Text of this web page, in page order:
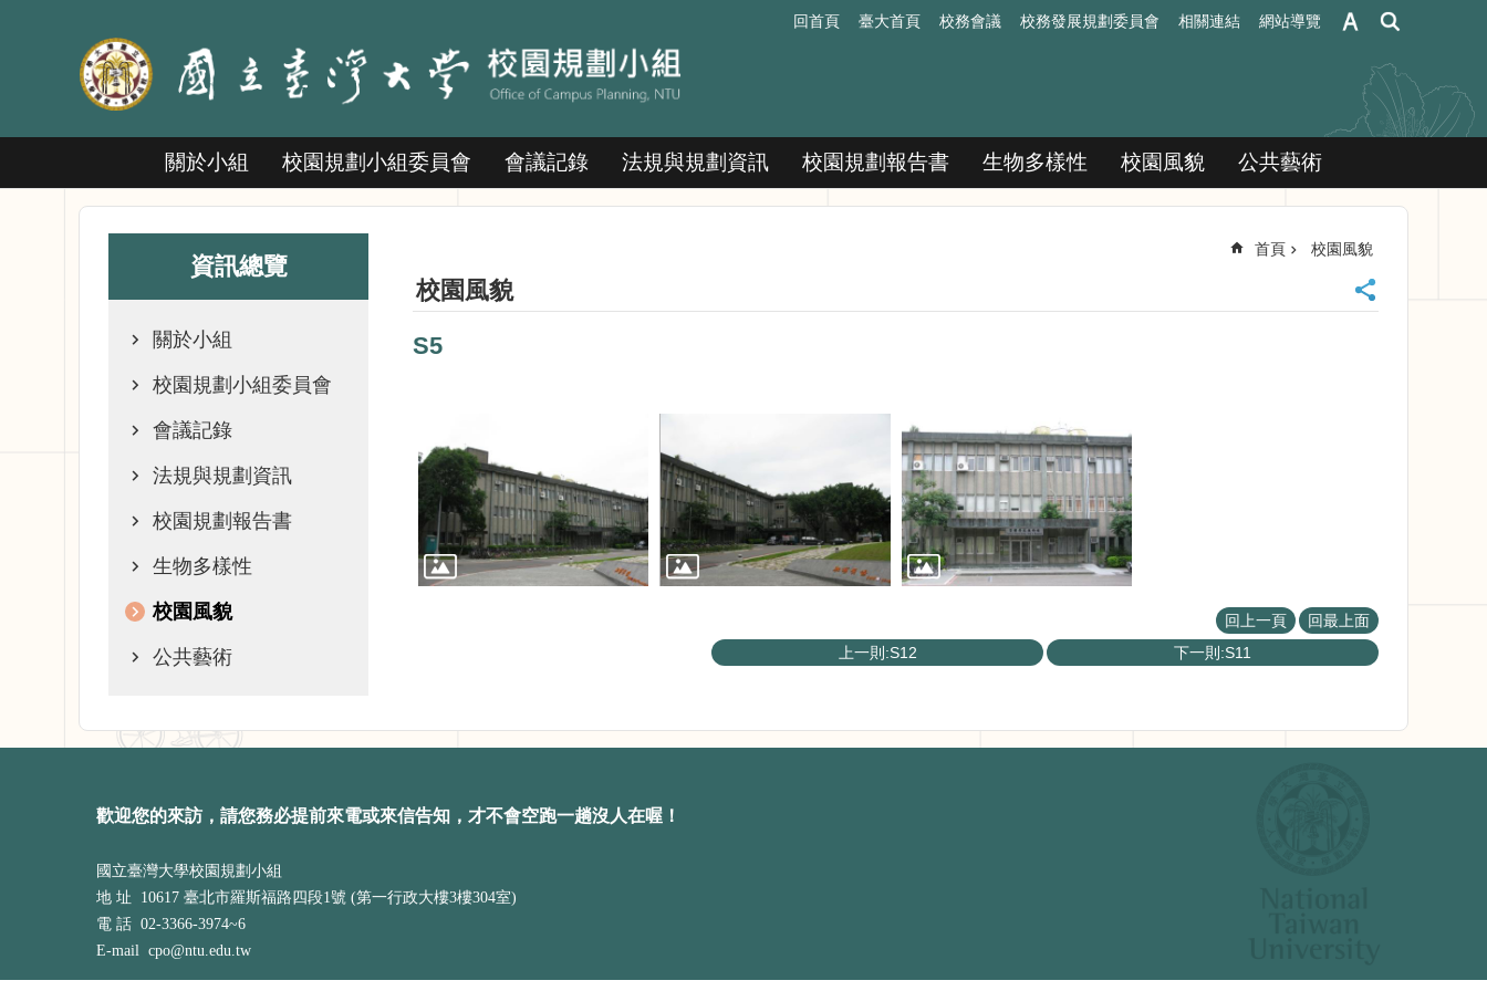
回首頁 臺大首頁 校務會議 校務發展規劃委員會 相關連結 網站導覽
關於小組 校園規劃小組委員會 會議記錄 法規與規劃資訊 校園規劃報告書 生物多樣性 校園風貌 公共藝術
資訊總覽
關於小組
校園規劃小組委員會
會議記錄
法規與規劃資訊
校園規劃報告書
生物多樣性
校園風貌
公共藝術
首頁 校園風貌
校園風貌
S5
回上一頁
回最上面
上一則:S12
下一則:S11
歡迎您的來訪，請您務必提前來電或來信告知，才不會空跑一趟沒人在喔！
國立臺灣大學校園規劃小組
地 址 10617 臺北市羅斯福路四段1號 (第一行政大樓3樓304室)
電 話 02-3366-3974~6
E-mail cpo@ntu.edu.tw